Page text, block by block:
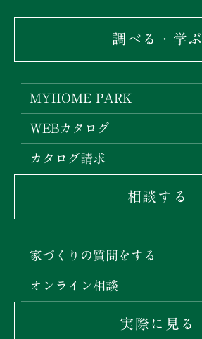
調べる・学ぶ
MYHOME PARK
WEBカタログ
カタログ請求
相談する
家づくりの質問をする
オンライン相談
実際に見る